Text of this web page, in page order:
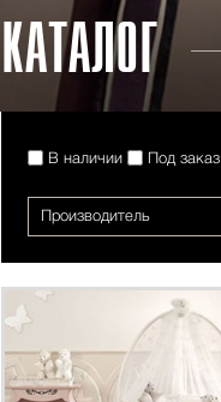
КАТАЛОГ
В наличии Под заказ
Производитель